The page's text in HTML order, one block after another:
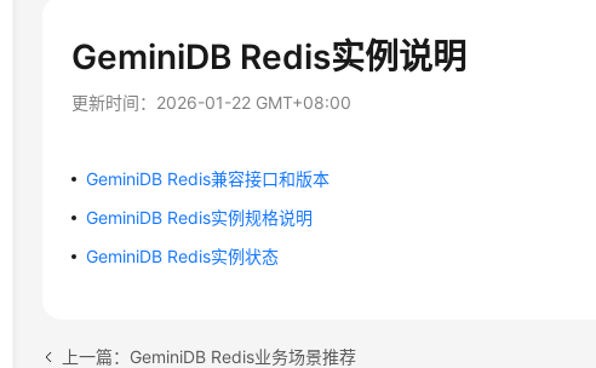
GeminiDB Redis实例说明
更新时间： 2026-01-22 GMT+08:00
GeminiDB Redis兼容接口和版本
GeminiDB Redis实例规格说明
GeminiDB Redis实例状态
上一篇：GeminiDB Redis业务场景推荐